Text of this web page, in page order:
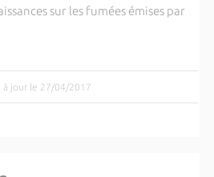
sur les fumées émises par
à jour le 27/04/2017